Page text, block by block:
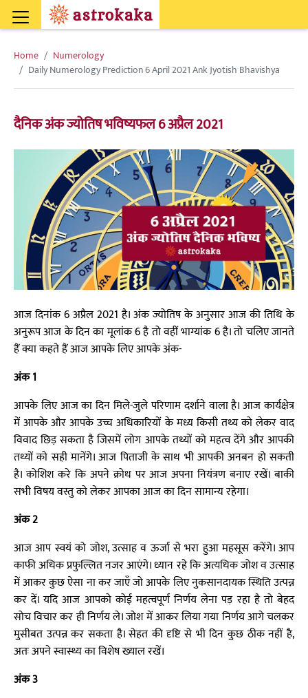
Home
Numerology
Daily Numerology Prediction 6 April 2021 Ank Jyotish Bhavishya
दैनिक अंक ज्योतिष भविष्यफल 6 अप्रैल 2021
आज दिनांक 6 अप्रैल 2021 है। अंक ज्योतिष के अनुसार आज की तिथि के
अनुरूप आज के दिन का मूलांक 6 है तो वहीं भाग्यांक 6 है। तो चलिए जानते
हैं क्या कहते हैं आज आपके लिए आपके अंक-
अंक 1
आपके लिए आज का दिन मिले-जुले परिणाम दर्शाने वाला है। आज कार्यक्षेत्र
में आपके और आपके उच्च अधिकारियों के मध्य किसी तथ्य को लेकर वाद
विवाद छिड़ सकता है जिसमें लोग आपके तथ्यों को महत्व देंगे और आपकी
तथ्यों को सही मानेंगे। आज पिताजी के साथ भी आपकी अनबन हो सकती
है। कोशिश करे कि अपने क्रोध पर आज अपना नियंत्रण बनाए रखें। बाकी
सभी विषय वस्तु को लेकर आपका आज का दिन सामान्य रहेगा।
अंक 2
आज आप स्वयं को जोश, उत्साह व ऊर्जा से भरा हुआ महसूस करेंगे। आप
काफी अधिक प्रफुल्लित नजर आएंगे। ध्यान रहे कि अत्यधिक जोश व उत्साह
में आकर कुछ ऐसा ना कर जाएँ जो आपके लिए नुकसानदायक स्थिति उत्पन्न
कर दें। यदि आज आपको कोई महत्वपूर्ण निर्णय लेना पड़ रहा है तो बेहद
सोच विचार कर ही निर्णय ले। जोश में आकर लिया गया निर्णय आगे चलकर
मुसीबत उत्पन्न कर सकता है। सेहत की दृष्टि से भी दिन कुछ ठीक नहीं है,
अतः अपने स्वास्थ्य का विशेष ख्याल रखें।
अंक 3